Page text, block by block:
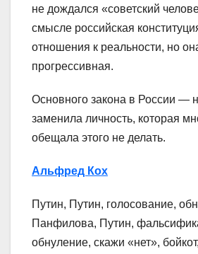
не дождался «советский
смысле российская
отношения к реальности, но
прогрессивная.
Основного закона в России —
заменила личность, которая
обещала этого не делать.
Альфред Кох
Путин, Путин, голосование,
Панфилова, Путин,
обнуление, скажи «нет»,